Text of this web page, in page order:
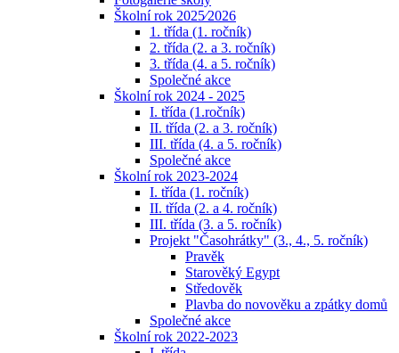
Školní rok 2025⁄2026
1. třída (1. ročník)
2. třída (2. a 3. ročník)
3. třída (4. a 5. ročník)
Společné akce
Školní rok 2024 - 2025
I. třída (1.ročník)
II. třída (2. a 3. ročník)
III. třída (4. a 5. ročník)
Společné akce
Školní rok 2023-2024
I. třída (1. ročník)
II. třída (2. a 4. ročník)
III. třída (3. a 5. ročník)
Projekt "Časohrátky" (3., 4., 5. ročník)
Pravěk
Starověký Egypt
Středověk
Plavba do novověku a zpátky domů
Společné akce
Školní rok 2022-2023